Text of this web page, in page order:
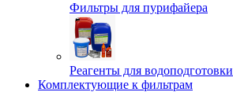
Фильтры для пурифайера
Реагенты для водоподготовки
Комплектующие к фильтрам